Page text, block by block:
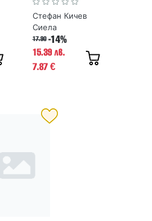
Стефан Кичев
Сиела
17.90 -14%
15.39 лв.
7.87€